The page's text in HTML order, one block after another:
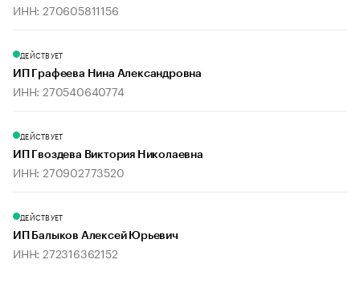
ИНН: 270605811156
ДЕЙСТВУЕТ
ИП Графеева Нина Александровна
ИНН: 270540640774
ДЕЙСТВУЕТ
ИП Гвоздева Виктория Николаевна
ИНН: 270902773520
ДЕЙСТВУЕТ
ИП Балыков Алексей Юрьевич
ИНН: 272316362152